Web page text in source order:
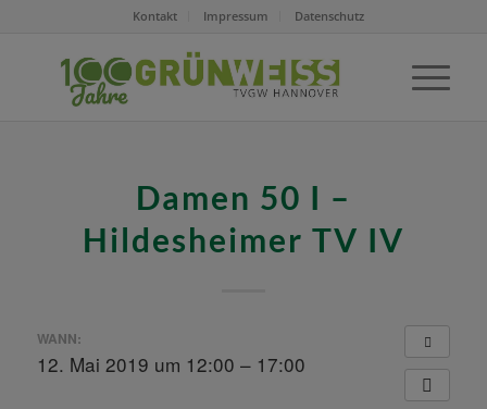
Kontakt Impressum Datenschutz
Damen 50 I –
Hildesheimer TV IV
WANN:
12. Mai 2019 um 12:00 – 17:00